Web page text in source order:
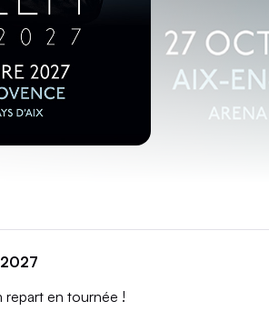
repart en tournée !